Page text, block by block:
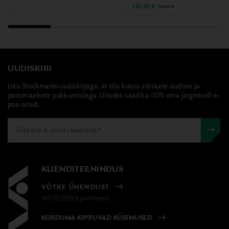
Discounted Price
125,30 € Original Price
179,00 €
UUDISKIRI
Liitu Stockmanni uudiskirjaga, et olla kursis värskete uudiste ja
personaalsete pakkumistega. Liitudes saad ka -10% oma järgmiselt e-
poe ostult.
KLIENDITEENINDUS
VÕTKE ÜHENDUST
+372 6339539(pvm/mpm)
KORDUMA KIPPUVAD KÜSIMUSED